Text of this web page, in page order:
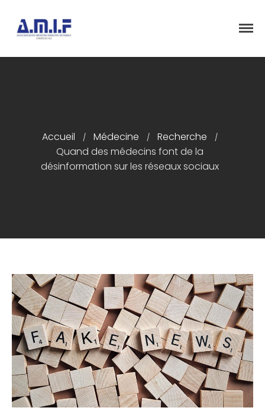
Articles
Événements
Congrès 2020
Accueil / Médecine / Recherche /
Quand des médecins font de la
désinformation sur les réseaux sociaux